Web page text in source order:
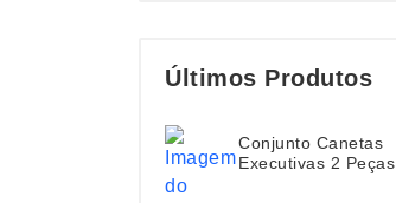
Últimos Produtos
Conjunto Canetas
Executivas 2 Peças